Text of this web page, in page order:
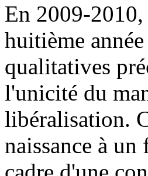
En 2009-
huitième
qualitatives
l'unicité du
libéralisation.
naissance à